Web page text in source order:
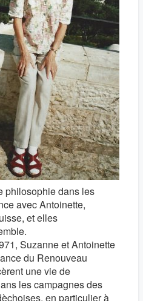
philosophie dans les
avec Antoinette,
et elles
Suzanne et Antoinette
du Renouveau
une vie de
les campagnes des
en particulier à